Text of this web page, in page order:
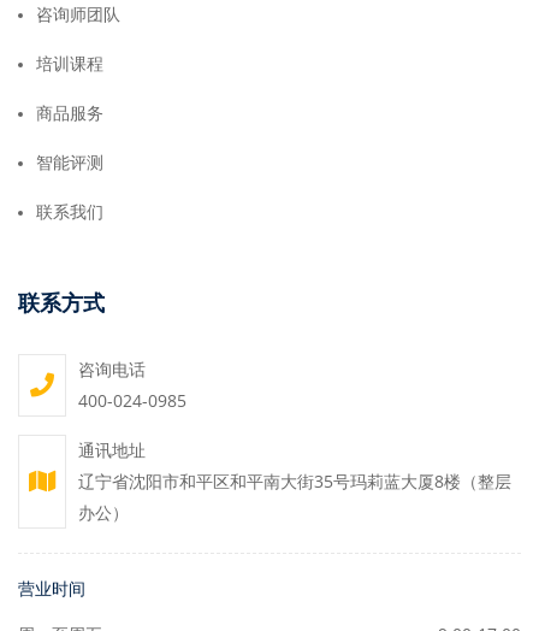
咨询师团队
培训课程
商品服务
智能评测
联系我们
联系方式
咨询电话
400-024-0985
通讯地址
辽宁省沈阳市和平区和平南大街35号玛莉蓝大厦8楼（整层
办公）
营业时间